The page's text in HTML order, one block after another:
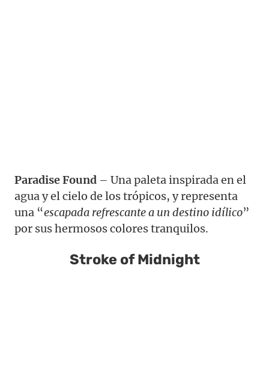
Paradise Found – Una paleta inspirada en el
agua y el cielo de los trópicos, y representa
una “escapada refrescante a un destino idílico”
por sus hermosos colores tranquilos.
Stroke of Midnight